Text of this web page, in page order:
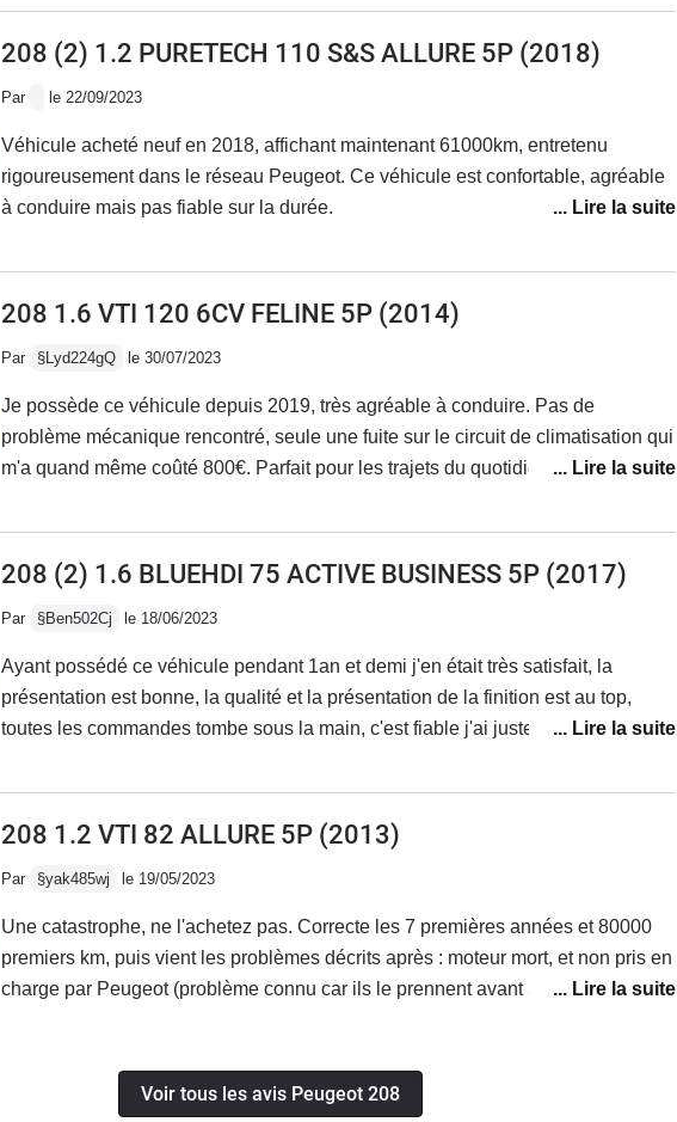
208 (2) 1.2 PURETECH 110 S&S ALLURE 5P (2018)
Par le 22/09/2023
Véhicule acheté neuf en 2018, affichant maintenant 61000km, entretenu
rigoureusement dans le réseau Peugeot. Ce véhicule est confortable, agréable
à conduire mais pas fiable sur la durée.
208 1.6 VTI 120 6CV FELINE 5P (2014)
Par §Lyd224gQ le 30/07/2023
Je possède ce véhicule depuis 2019, très agréable à conduire. Pas de
problème mécanique rencontré, seule une fuite sur le circuit de climatisation qui
m'a quand même coûté 800€. Parfait pour les trajets du quotidien mais je
vraiment une 6ème vitesse, les longs trajets sont fatiguants avec ce véhicule. La
finition est très belle, je change de véhicule, je vais regretter le toit
panoramique.
208 (2) 1.6 BLUEHDI 75 ACTIVE BUSINESS 5P (2017)
Par §Ben502Cj le 18/06/2023
Ayant possédé ce véhicule pendant 1an et demi j'en était très satisfait, la
présentation est bonne, la qualité et la présentation de la finition est au top,
toutes les commandes tombe sous la main, c'est fiable j'ai juste eu un soucis
apparemment à cause du S&S qui fonctionnait un peu quand il voulait
autrement c'est un véhicule au top pas trop chère a l'entretien, le bluetooth avait
tendance à déconner aussi, le confort est bon, un peu ferme quand meme mais
autrement ça va, le coffre est un peu petit mais c'est une citadine donc normal
un peu , un très bon véhicule que je conseillerait à 100%
208 1.2 VTI 82 ALLURE 5P (2013)
Par §yak485wj le 19/05/2023
Une catastrophe, ne l'achetez pas. Correcte les 7 premières années et 80000
premiers km, puis vient les problèmes décrits après : moteur mort, et non pris en
charge par Peugeot (problème connu car ils le prennent avant 5 ans ET 150000
assez jolie. Elle a un volume intéressant pour une citadine. Consommation
Voir tous les avis Peugeot 208